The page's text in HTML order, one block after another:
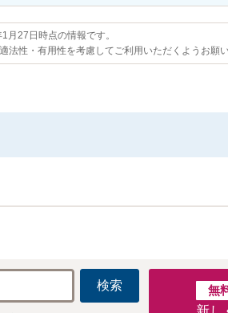
月27日時点の情報です。
法性・有用性を考慮してご利用いただくようお願
検索 無